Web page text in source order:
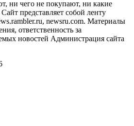
ни чего не покупают, ни какие
представляет собой ленту
newsru.com. Материалы
ответственность за
новостей Администрация сайта